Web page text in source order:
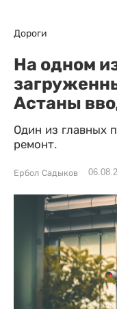
Дороги
На одном
Астаны
Один из главных
ремонт.
Ербол Садыков